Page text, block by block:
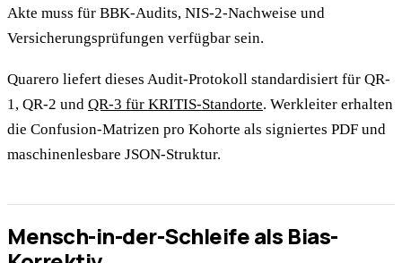
Akte muss für BBK-Audits, NIS-2-Nachweise und
Versicherungsprüfungen verfügbar sein.
Quarero liefert dieses Audit-Protokoll standardisiert für QR-
1, QR-2 und QR-3 für KRITIS-Standorte. Werkleiter erhalten
die Confusion-Matrizen pro Kohorte als signiertes PDF und
maschinenlesbare JSON-Struktur.
Mensch-in-der-Schleife als Bias-